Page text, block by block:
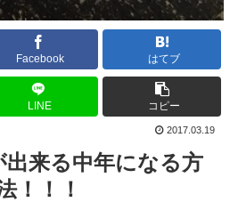
Facebook はてブ
LINE コピー
2017.03.19
出来る中年になる方
！！！